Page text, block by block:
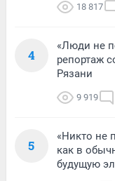
18 817
4
«Люди не
репортаж
Рязани
9 919
5
«Никто не
как в
будущую